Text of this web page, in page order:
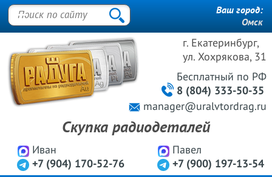
г. Екатеринбург,
ул. Хохрякова, 31
Иван
+7 (904) 170-52-76
Павел
+7 (900) 197-13-54
Бесплатный по РФ
8 (804) 333-50-35
manager@uralvtordrag.ru
Скупка радиодеталей
Ваш город:
Омск